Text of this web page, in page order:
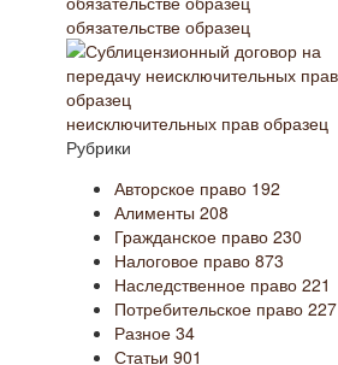
обязательстве образец
неисключительных прав образец
Рубрики
Авторское право 192
Алименты 208
Гражданское право 230
Налоговое право 873
Наследственное право 221
Потребительское право 227
Разное 34
Статьи 901